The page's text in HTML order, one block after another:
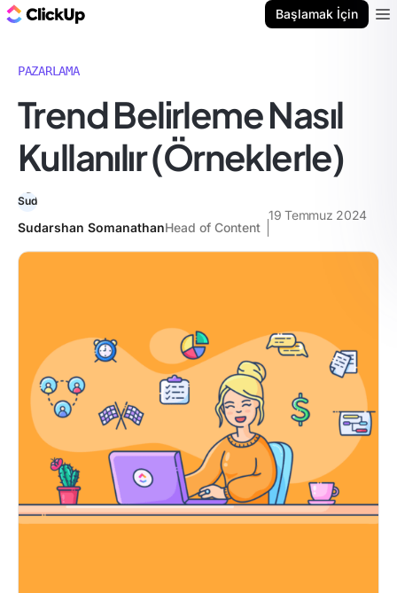
Başlamak İçin
PAZARLAMA
Trend Belirleme Nasıl
Kullanılır (Örneklerle)
Sudarshan SomanathanHead of Content
19 Temmuz 2024